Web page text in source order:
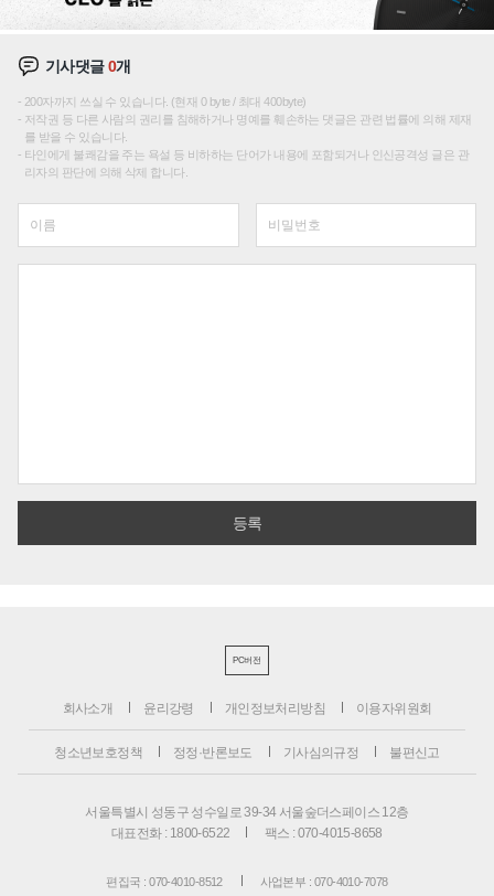
기사댓글0개
200자까지 쓰실 수 있습니다. (현재 0 byte / 최대 400byte)
저작권 등 다른 사람의 권리를 침해하거나 명예를 훼손하는 댓글은 관련 법률에 의해 제재
를 받을 수 있습니다.
타인에게 불쾌감을 주는 욕설 등 비하하는 단어가 내용에 포함되거나 인신공격성 글은 관
리자의 판단에 의해 삭제 합니다.
PC버전
회사소개 윤리강령 개인정보처리방침 이용자위원회
청소년보호정책 정정·반론보도 기사심의규정 불편신고
서울특별시 성동구 성수일로 39-34 서울숲더스페이스 12층
대표전화 : 1800-6522
팩스 : 070-4015-8658
편집국 : 070-4010-8512
사업본부 : 070-4010-7078